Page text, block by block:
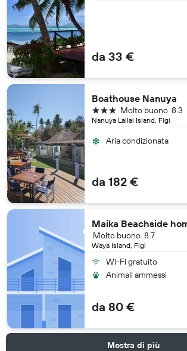
da 33 €
Boathouse Nanuya
Nanuya Lailai Island, Figi
8.3
Molto buono
3 stelle
Aria condizionata
da 182 €
Maika Beachside
Waya Island, Figi
8.7
Molto buono
Wi-Fi gratuito
Animali ammessi
da 80 €
Mostra di più